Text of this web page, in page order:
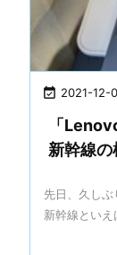
 2021-12-
「
新幹線
先日、久しぶ
新幹線とい